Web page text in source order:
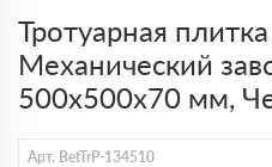
Тротуарная
Механический
500х500х70 мм,
Арт. BetTrP-134510